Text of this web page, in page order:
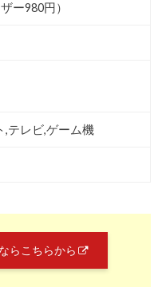
ー980円）
,テレビ,ゲーム機
らこちらから